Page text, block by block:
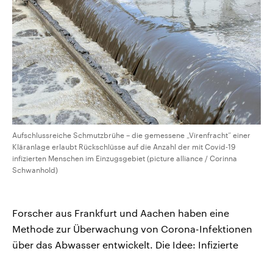
Aufschlussreiche Schmutzbrühe – die gemessene „Virenfracht“ einer
Kläranlage erlaubt Rückschlüsse auf die Anzahl der mit Covid-19
infizierten Menschen im Einzugsgebiet (picture alliance / Corinna
Schwanhold)
Forscher aus Frankfurt und Aachen haben eine
Methode zur Überwachung von Corona-Infektionen
über das Abwasser entwickelt. Die Idee: Infizierte